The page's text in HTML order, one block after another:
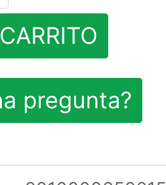
pregunta?